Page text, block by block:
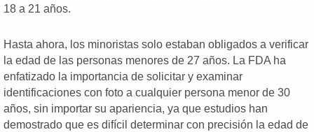
18 a 21 años.
Hasta ahora, los minoristas solo estaban obligados a verificar
la edad de las personas menores de 27 años. La FDA ha
enfatizado la importancia de solicitar y examinar
identificaciones con foto a cualquier persona menor de 30
años, sin importar su apariencia, ya que estudios han
demostrado que es difícil determinar con precisión la edad de